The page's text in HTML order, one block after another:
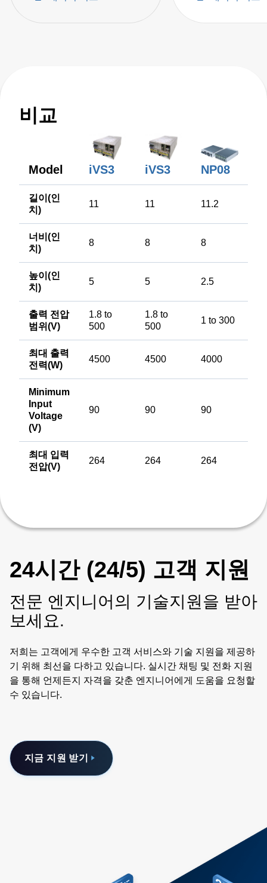
비교
Model iVS3 iVS3 NP08
길이(인
치)
11 11 11.2
너비(인
치)
8 8 8
높이(인
치)
5 5 2.5
출력 전압
범위(V)
1.8 to
500
1.8 to
500
1 to 300
최대 출력
전력(W)
4500 4500 4000
Minimum
Input
Voltage
(V)
90 90 90
최대 입력
전압(V)
264 264 264
24시간 (24/5) 고객 지원
전문 엔지니어의 기술지원을 받아
보세요.
저희는 고객에게 우수한 고객 서비스와 기술 지원을 제공하
기 위해 최선을 다하고 있습니다. 실시간 채팅 및 전화 지원
을 통해 언제든지 자격을 갖춘 엔지니어에게 도움을 요청할
수 있습니다.
지금 지원 받기